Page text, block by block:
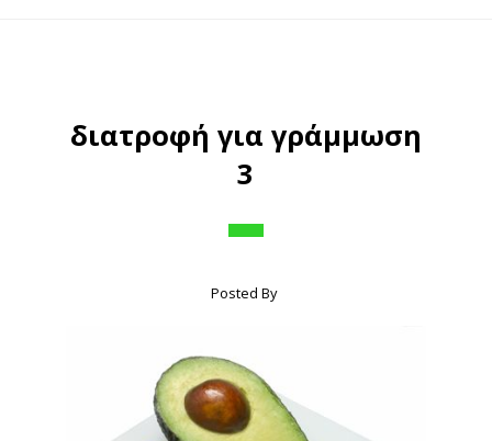
διατροφή για γράμμωση
3
Posted By